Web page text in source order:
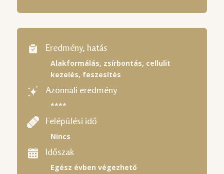
Eredmény, hatás
Alakformálás, zsírbontás, cellulit
kezelés, feszesítés
Azonnali eredmény
****
Felépülési idő
Nincs
Időszak
Egész évben végezhető